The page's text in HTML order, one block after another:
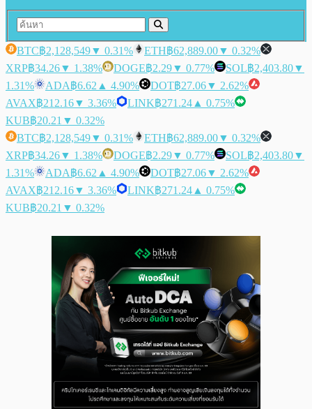
BTC฿2,128,549▼ 0.31% ETH฿62,889.00▼ 0.32%
XRP฿34.26▼ 1.38% DOGE฿2.29▼ 0.77% SOL฿2,403.80▼
1.31%
ADA฿6.62 ▲ 4.90% DOT฿27.06▼ 2.62%
AVAX฿212.16▼ 3.36% LINK฿271.24 ▲ 0.75%
KUB฿20.21 ▼ 0.32%
BTC฿2,128,549▼ 0.31% ETH฿62,889.00▼ 0.32%
XRP฿34.26▼ 1.38% DOGE฿2.29▼ 0.77% SOL฿2,403.80▼
1.31%
ADA฿6.62 ▲ 4.90% DOT฿27.06▼ 2.62%
AVAX฿212.16▼ 3.36% LINK฿271.24 ▲ 0.75%
KUB฿20.21 ▼ 0.32%